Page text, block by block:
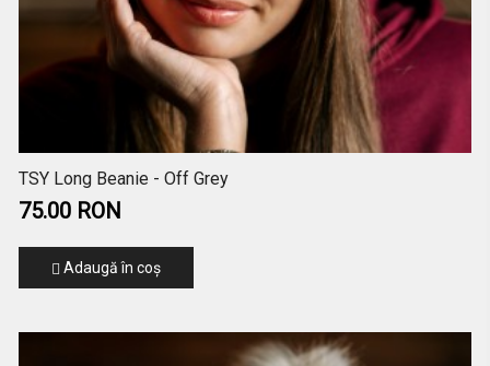
TSY Long Beanie - Off Grey
75.00 RON
Adaugă în coş